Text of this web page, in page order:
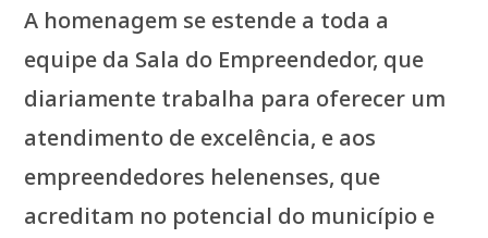
A homenagem se estende a toda a
equipe da Sala do Empreendedor, que
diariamente trabalha para oferecer um
atendimento de excelência, e aos
empreendedores helenenses, que
acreditam no potencial do município e